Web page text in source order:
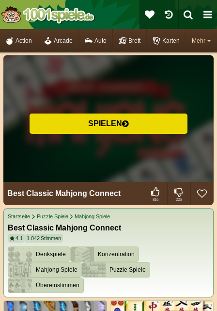
Mehr
Action Arcade Auto Brett Karten
SPIELEN
Best Classic Mahjong Connect
816 226
Startseite Puzzle Spiele Mahjong Spiele
Best Classic Mahjong Connect
4.1 1.042Stimmen
Denkspiele Konzentration
Mahjong Spiele Puzzle Spiele
Übereinstimmen